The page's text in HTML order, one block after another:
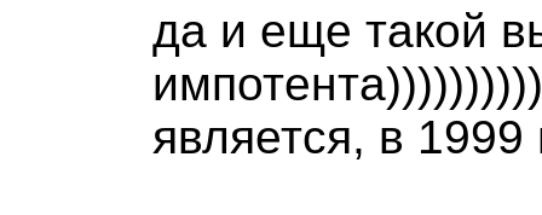
да и еще такой
является, в 1999